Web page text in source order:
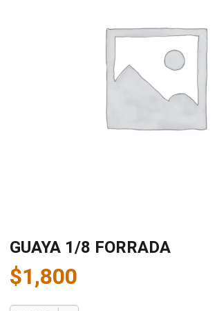
GUAYA 1/8 FORRADA
$1,800